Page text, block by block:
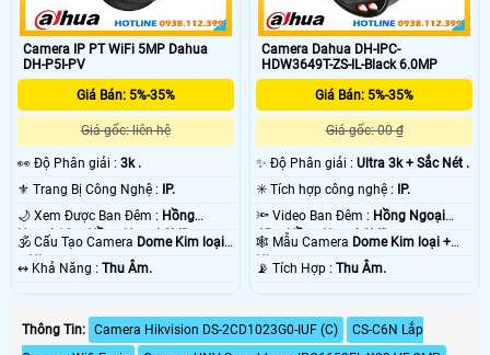
Camera IP PT WiFi 5MP Dahua
DH-P5I-PV
Giá Bán: 5%-35%
Giá gốc: liên hệ
️👀 Độ Phân giải : 3k .
⚜️ Trang Bị Công Nghệ : IP.
🌙 Xem Được Ban Đêm : Hồng
Ngoại 10m Hồng Ngoại SMD.
🕉️ Cấu Tạo Camera Dome Kim loại
+ Nhựa.
️↭ Khả Năng : Thu Âm.
Camera Dahua DH-IPC-
HDW3649T-ZS-IL-Black 6.0MP
Giá Bán: 5%-35%
Giá gốc: 00 ₫
✨ Độ Phân giải :Ultra 3k + Sắc Nét .
✳️ Tích hợp công nghệ : IP.
🔦 Video Ban Đêm : Hồng Ngoại
45m Hồng Ngoại SMD.
🕸️ Mẫu Camera Dome Kim loại +
Nhựa.
️📡 Tích Hợp :Thu Âm.
Thông Tin: Camera Hikvision DS-2CD1023G0-IUF (C)
CS-C6N Lắp